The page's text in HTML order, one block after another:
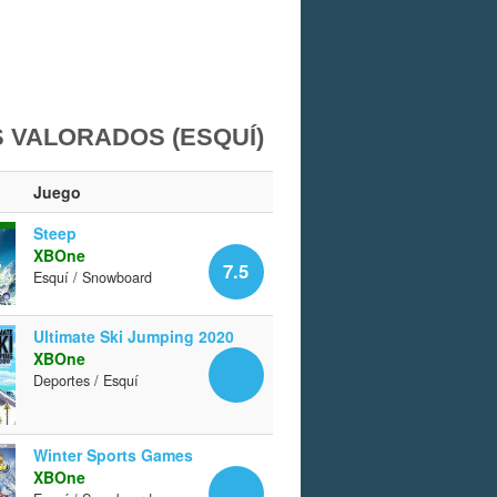
VALORADOS (ESQUÍ)
Juego
Steep
7.5
XBOne
Esquí / Snowboard
Ultimate Ski Jumping 2020
XBOne
Deportes / Esquí
Winter Sports Games
XBOne